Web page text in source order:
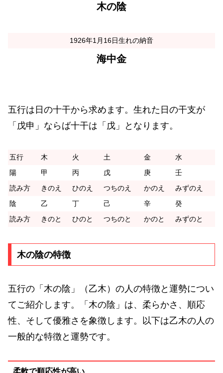
木の陰
1926年1月16日生れの納音
海中金
五行は日の十干から求めます。生れた日の干支が
「戊申」ならば十干は「戊」となります。
五行 木 火 土 金
水
陽
甲 丙 戊 庚
壬
読み方
きのえ ひのえ つちのえ かのえ
みずのえ
陰
乙 丁 己 辛
癸
読み方
きのと ひのと つちのと かのと みずのと
木の陰の特徴
五行の「木の陰」（乙木）の人の特徴と運勢につい
てご紹介します。「木の陰」は、柔らかさ、順応
性、そして優雅さを象徴します。以下は乙木の人の
一般的な特徴と運勢です。
柔軟で順応性が高い